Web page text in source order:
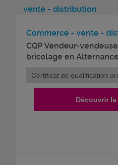
vente - distribution
Commerce - vente -
CQP Vendeur-
bricolage en Alternance
Certificat de qualification
Découvrir